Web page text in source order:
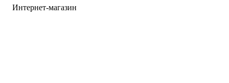
Интернет-магазин